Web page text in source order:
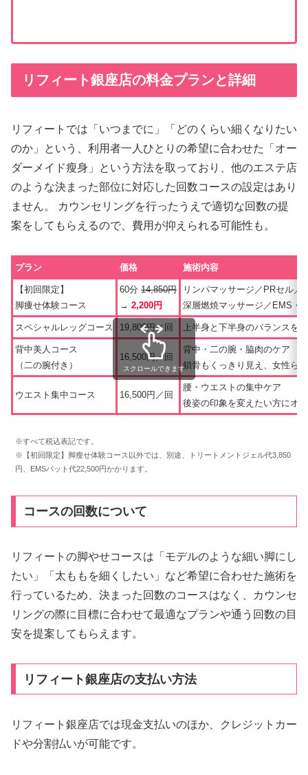
リフィート銀座店の料金プランと詳細
リフィートでは「いつまでに」「どのくらい細くなりたい
のか」という、利用者一人ひとりの希望に合わせた「オー
ダーメイド瘦身」という方法を取っており、他のエステ店
のような決まった部位に対応した回数コースの設定はあり
ません。 カウンセリングを行ったうえで適切な回数の提
案をしてもらえるので、費用が抑えられる可能性も。
プラン 価格 施術内容
【初回限定】
脚痩せ体験コース
60分 14,850円
→ 2,200円
リンパマッサージ／PRセル／
深層燃焼マッサージ／EMS・
スペシャルレッグコース 19,800円／回 上半身と下半身のバランスを
背中美人コース
（二の腕付き）
16,500円／回
背中・二の腕・脇肉のケア
鎖骨もくっきり見え、女性ら
ウエスト集中コース 16,500円／回
腰・ウエストの集中ケア
後姿の印象を変えたい方にオ
スクロールできます
※すべて税込表記です。
※【初回限定】脚瘦せ体験コース以外では、別途、トリートメントジェル代3,850
円、EMSパット代22,500円かかります。
コースの回数について
リフィートの脚やせコースは「モデルのような細い脚にし
たい」「太ももを細くしたい」など希望に合わせた施術を
行っているため、決まった回数のコースはなく、カウンセ
リングの際に目標に合わせて最適なプランや通う回数の目
安を提案してもらえます。
リフィート銀座店の支払い方法
リフィート銀座店では現金支払いのほか、クレジットカー
ドや分割払いが可能です。